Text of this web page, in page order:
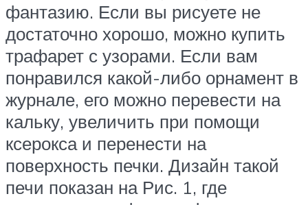
фантазию. Если вы рисуете не
достаточно хорошо, можно купить
трафарет с узорами. Если вам
понравился какой-либо орнамент в
журнале, его можно перевести на
кальку, увеличить при помощи
ксерокса и перенести на
поверхность печки. Дизайн такой
печи показан на Рис. 1, где